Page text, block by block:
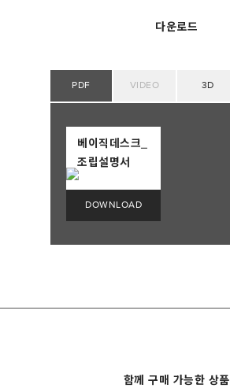
다운로드
PDF VIDEO 3D
베이직데스크_
조립설명서
함께 구매 가능한 상품